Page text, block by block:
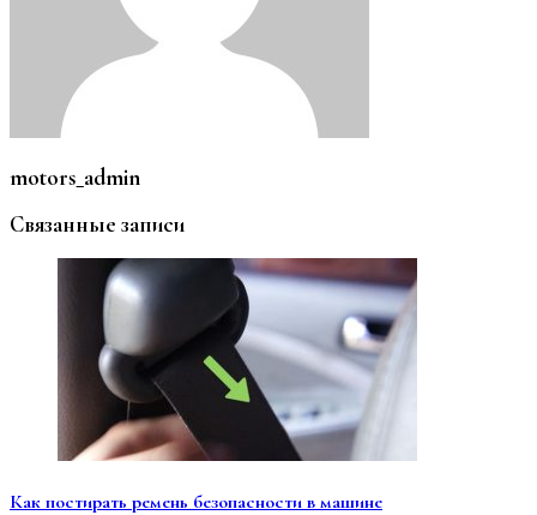
motors_admin
Связанные записи
Как постирать ремень безопасности в машине